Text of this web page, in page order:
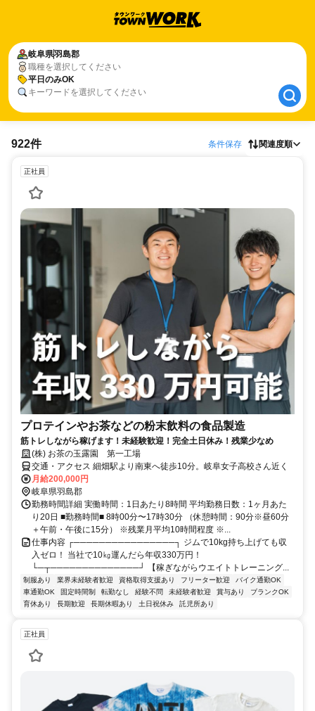
岐阜県羽島郡
職種を選択してください
平日のみOK
キーワードを選択してください
岐阜県羽島郡
平日のみOK
922件 条件保存 関連度順
正社員
プロテインやお茶などの粉末飲料の食品製造
筋トレしながら稼げます！未経験歓迎！完全土日休み！残業少なめ
(株) お茶の玉露園 第一工場
交通・アクセス 細畑駅より南東へ徒歩10分。岐阜女子高校さん近く
月給200,000円
岐阜県羽島郡
勤務時間詳細 実働時間：1日あたり8時間 平均勤務日数：1ヶ月あた
り20日 ■勤務時間■ 8時00分〜17時30分 （休憩時間：90分※昼60分
＋午前・午後に15分） ※残業月平均10時間程度 ※...
仕事内容 ┌────────────────┐ ジムで10kg持ち上げても収
入ゼロ！ 当社で10㎏運んだら年収330万円！
└─┬──────────────┘ 【稼ぎながらウエイトトレーニング...
制服あり 業界未経験者歓迎 資格取得支援あり フリーター歓迎
バイク通勤OK
車通勤OK
固定時間制 転勤なし 経験不問 未経験者歓迎 賞与あり
ブランクOK
育休あり
長期歓迎 長期休暇あり 土日祝休み 託児所あり
正社員